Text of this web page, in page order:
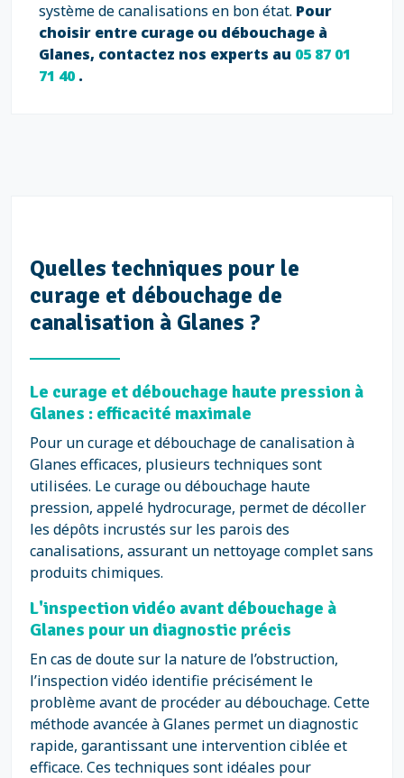
système de canalisations en bon état. Pour
choisir entre curage ou débouchage à
Glanes, contactez nos experts au 05 87 01
71 40.
Quelles techniques pour le
curage et débouchage de
canalisation à Glanes ?
Le curage et débouchage haute pression à
Glanes : efficacité maximale
Pour un curage et débouchage de canalisation à
Glanes efficaces, plusieurs techniques sont
utilisées. Le curage ou débouchage haute
pression, appelé hydrocurage, permet de décoller
les dépôts incrustés sur les parois des
canalisations, assurant un nettoyage complet sans
produits chimiques.
L'inspection vidéo avant débouchage à
Glanes pour un diagnostic précis
En cas de doute sur la nature de l’obstruction,
l’inspection vidéo identifie précisément le
problème avant de procéder au débouchage. Cette
méthode avancée à Glanes permet un diagnostic
rapide, garantissant une intervention ciblée et
efficace. Ces techniques sont idéales pour